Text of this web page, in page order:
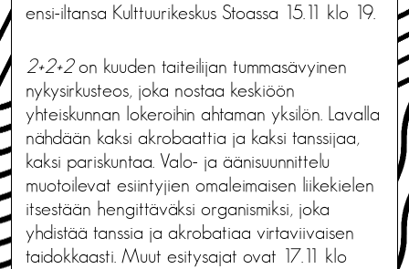
ensi-iltansa Kulttuurikeskus Stoassa 15.11 klo 19.
2+2+2on kuuden taiteilijan tummasävyinen
nykysirkusteos, joka nostaa keskiöön
yhteiskunnan lokeroihin ahtaman yksilön. Lavalla
nähdään kaksi akrobaattia ja kaksi tanssijaa,
kaksi pariskuntaa. Valo- ja äänisuunnittelu
muotoilevat esiintyjien omaleimaisen liikekielen
itsestään hengittäväksi organismiksi, joka
yhdistää tanssia ja akrobatiaa virtaviivaisen
taidokkaasti. Muut esitysajat ovat 17.11 klo